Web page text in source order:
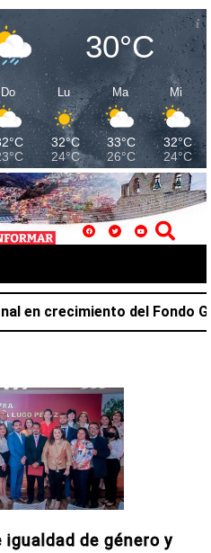
30°C
Do Lu
32°C
24°C
Ma
33°C
26°C
Mi
32°C
24°C
crecimiento del Fondo
de género y